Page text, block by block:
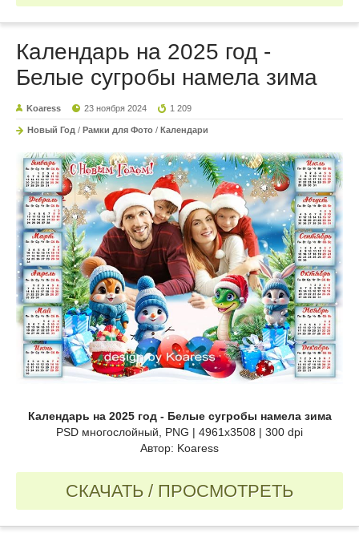
Календарь на 2025 год -
Белые сугробы намела зима
Koaress 23 ноября 2024 1 209
Новый Год / Рамки для Фото / Календари
Календарь на 2025 год - Белые сугробы намела зима
PSD многослойный, PNG | 4961x3508 | 300 dpi
Автор: Koaress
СКАЧАТЬ / ПРОСМОТРЕТЬ